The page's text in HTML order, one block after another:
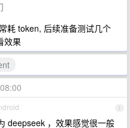
耗 token, 后续准备测试几个
效果
1
deepseek ，效果感觉很一般